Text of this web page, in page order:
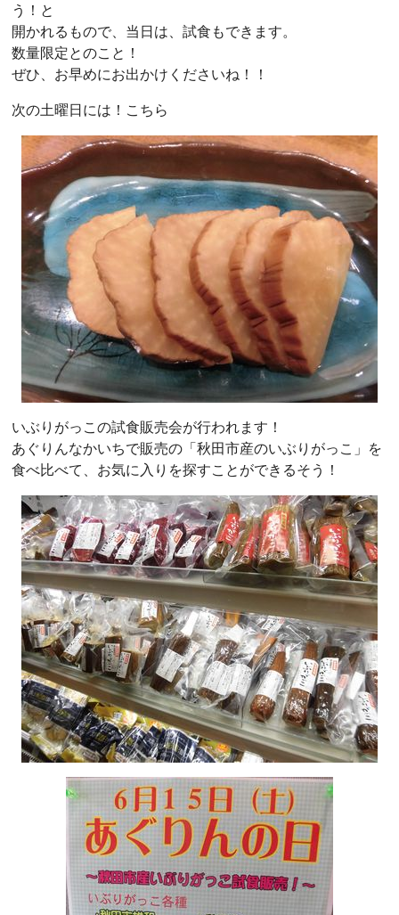
う！と
開かれるもので、当日は、試食もできます。
数量限定とのこと！
ぜひ、お早めにお出かけくださいね！！
次の土曜日には！こちら
いぶりがっこの試食販売会が行われます！
あぐりんなかいちで販売の「秋田市産のいぶりがっこ」を
食べ比べて、お気に入りを探すことができるそう！